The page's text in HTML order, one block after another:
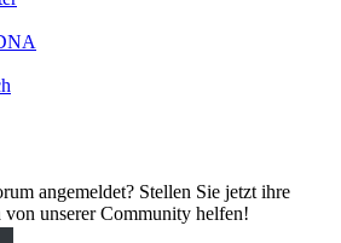
angemeldet? Stellen Sie jetzt ihre
von unserer Community helfen!